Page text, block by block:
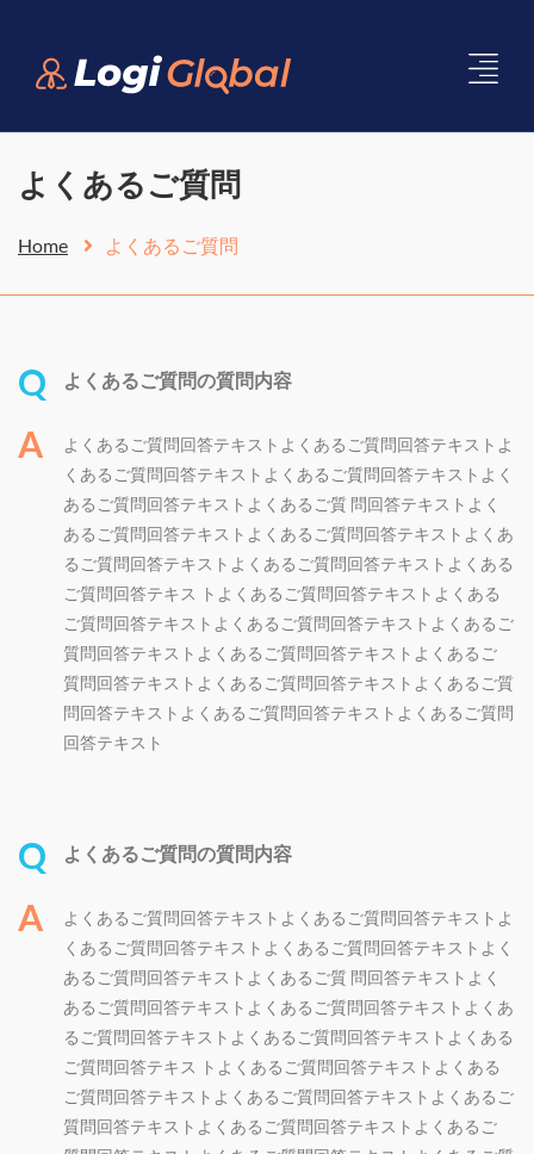
よくあるご質問
Home よくあるご質問
よくあるご質問の質問内容
よくあるご質問回答テキストよくあるご質問回答テキストよ
くあるご質問回答テキストよくあるご質問回答テキストよく
あるご質問回答テキストよくあるご質 問回答テキストよく
あるご質問回答テキストよくあるご質問回答テキストよくあ
るご質問回答テキストよくあるご質問回答テキストよくある
ご質問回答テキス トよくあるご質問回答テキストよくある
ご質問回答テキストよくあるご質問回答テキストよくあるご
質問回答テキストよくあるご質問回答テキストよくあるご
質問回答テキストよくあるご質問回答テキストよくあるご質
問回答テキストよくあるご質問回答テキストよくあるご質問
回答テキスト
よくあるご質問の質問内容
よくあるご質問回答テキストよくあるご質問回答テキストよ
くあるご質問回答テキストよくあるご質問回答テキストよく
あるご質問回答テキストよくあるご質 問回答テキストよく
あるご質問回答テキストよくあるご質問回答テキストよくあ
るご質問回答テキストよくあるご質問回答テキストよくある
ご質問回答テキス トよくあるご質問回答テキストよくある
ご質問回答テキストよくあるご質問回答テキストよくあるご
質問回答テキストよくあるご質問回答テキストよくあるご